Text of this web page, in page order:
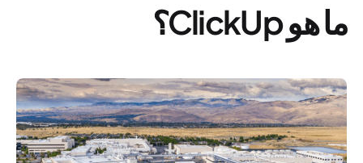
ما هو ClickUp؟